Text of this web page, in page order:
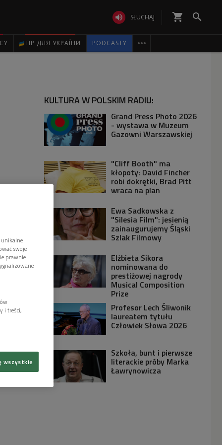
 SŁUCHAJ shopping_cart 
ПР ДЛЯ УКРАЇНИ PODCASTY 
KULTURA W POLSKIM RADIU:
Grand Press Photo 2026
- wystawa w Muzeum
Gazowni Warszawskiej
"Cliff Booth" ma
kłopoty: David Fincher
robi dokrętki, Brad Pitt
wraca na plan
Ewa Sadkowska z
"Silesia Film": jesienią
zainaugurujemy Śląski
Szlak Filmowy
Elżbieta Sikora
nominowana do
prestiżowej nagrody
Musical Composition
Prize
Profesor Lech Śliwonik
laureatem tytułu
Człowiek Słowa 2026
Szkoła, bunt i pierwsze
literackie próby Marka
Ławrynowicza
swoje
prawnie
i treści,
wszystkie